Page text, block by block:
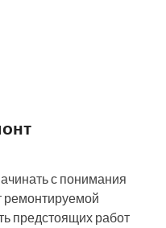
с понимания
ремонтируемой
предстоящих работ